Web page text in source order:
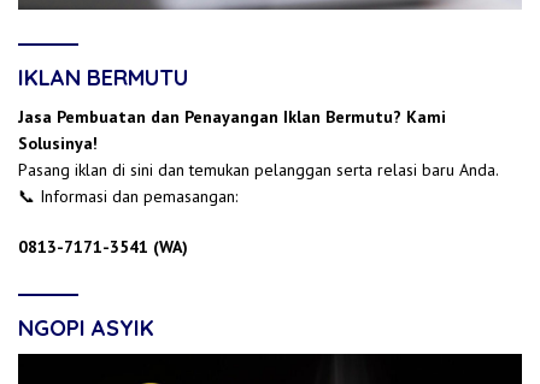
IKLAN BERMUTU
Jasa Pembuatan dan Penayangan Iklan Bermutu? Kami
Solusinya!
Pasang iklan di sini dan temukan pelanggan serta relasi baru Anda.
📞 Informasi dan pemasangan:
0813-7171-3541 (WA)
NGOPI ASYIK